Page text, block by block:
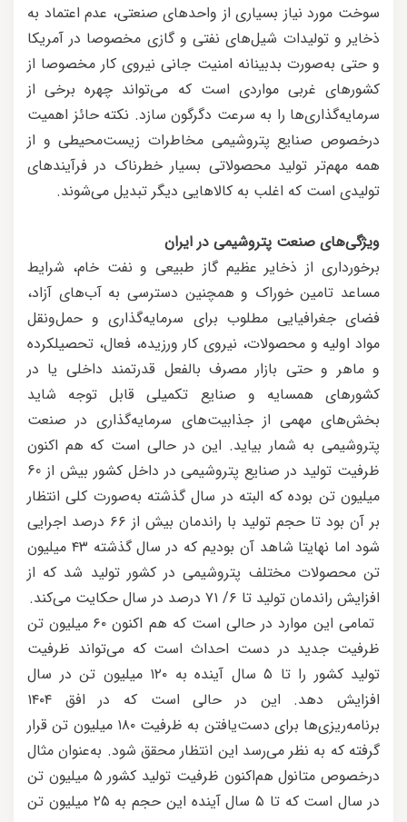
سوخت مورد نیاز بسیاری از واحدهای صنعتی، عدم اعتماد به
ذخایر و تولیدات شیل‌های نفتی و گازی مخصوصا در آمریکا
و حتی به‌صورت بدبینانه امنیت جانی نیروی کار مخصوصا از
کشورهای غربی مواردی است که می‌تواند چهره برخی از
سرمایه‌گذاری‌ها را به سرعت دگرگون سازد. نکته حائز اهمیت
درخصوص صنایع پتروشیمی مخاطرات زیست‌محیطی و از
همه مهم‌تر تولید محصولاتی بسیار خطرناک در فرآیندهای
تولیدی است که اغلب به کالاهایی دیگر تبدیل می‌شوند.
ویژگی‌های صنعت پتروشیمی در ایران
برخورداری از ذخایر عظیم گاز طبیعی و نفت خام، شرایط
مساعد تامین خوراک و همچنین دسترسی به آب‌های آزاد،
فضای جغرافیایی مطلوب برای سرمایه‌گذاری و حمل‌ونقل‌
مواد اولیه و محصولات، نیروی کار ورزیده، فعال، تحصیلکرده
و ماهر و حتی بازار مصرف بالفعل قدرتمند داخلی یا در
کشورهای همسایه و صنایع تکمیلی قابل توجه شاید
بخش‌های مهمی از جذابیت‌های سرمایه‌گذاری در صنعت
پتروشیمی به شمار بیاید. این در حالی است که هم اکنون
ظرفیت تولید در صنایع پتروشیمی در داخل کشور بیش از 60
میلیون تن بوده که البته در سال گذشته به‌صورت کلی انتظار
بر آن بود تا حجم تولید با راندمان بیش از ۶۶ درصد اجرایی
شود اما نهایتا شاهد آن بودیم که در سال گذشته ۴۳ میلیون
تن محصولات مختلف پتروشیمی در کشور تولید شد که از
افزایش راندمان تولید تا ۶/ ۷۱ درصد در سال حکایت می‌کند.
تمامی این موارد در حالی است که هم اکنون ۶۰ میلیون تن
ظرفیت جدید در دست احداث است که می‌تواند ظرفیت
تولید کشور را تا ۵ سال آینده به ۱۲۰ میلیون تن در سال
افزایش دهد. این در حالی است که در افق ۱۴۰۴
برنامه‌ریزی‌ها برای دست‌یافتن به ظرفیت ۱۸۰ میلیون تن قرار
گرفته که به نظر می‌رسد این انتظار محقق شود. به‌عنوان مثال
درخصوص متانول هم‌اکنون ظرفیت تولید کشور ۵ میلیون تن
در سال است که تا ۵ سال آینده این حجم به ۲۵ میلیون تن